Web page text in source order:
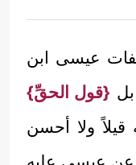
عيسى ابن
{قول الحقِّ}
قيلاً ولا أحسن